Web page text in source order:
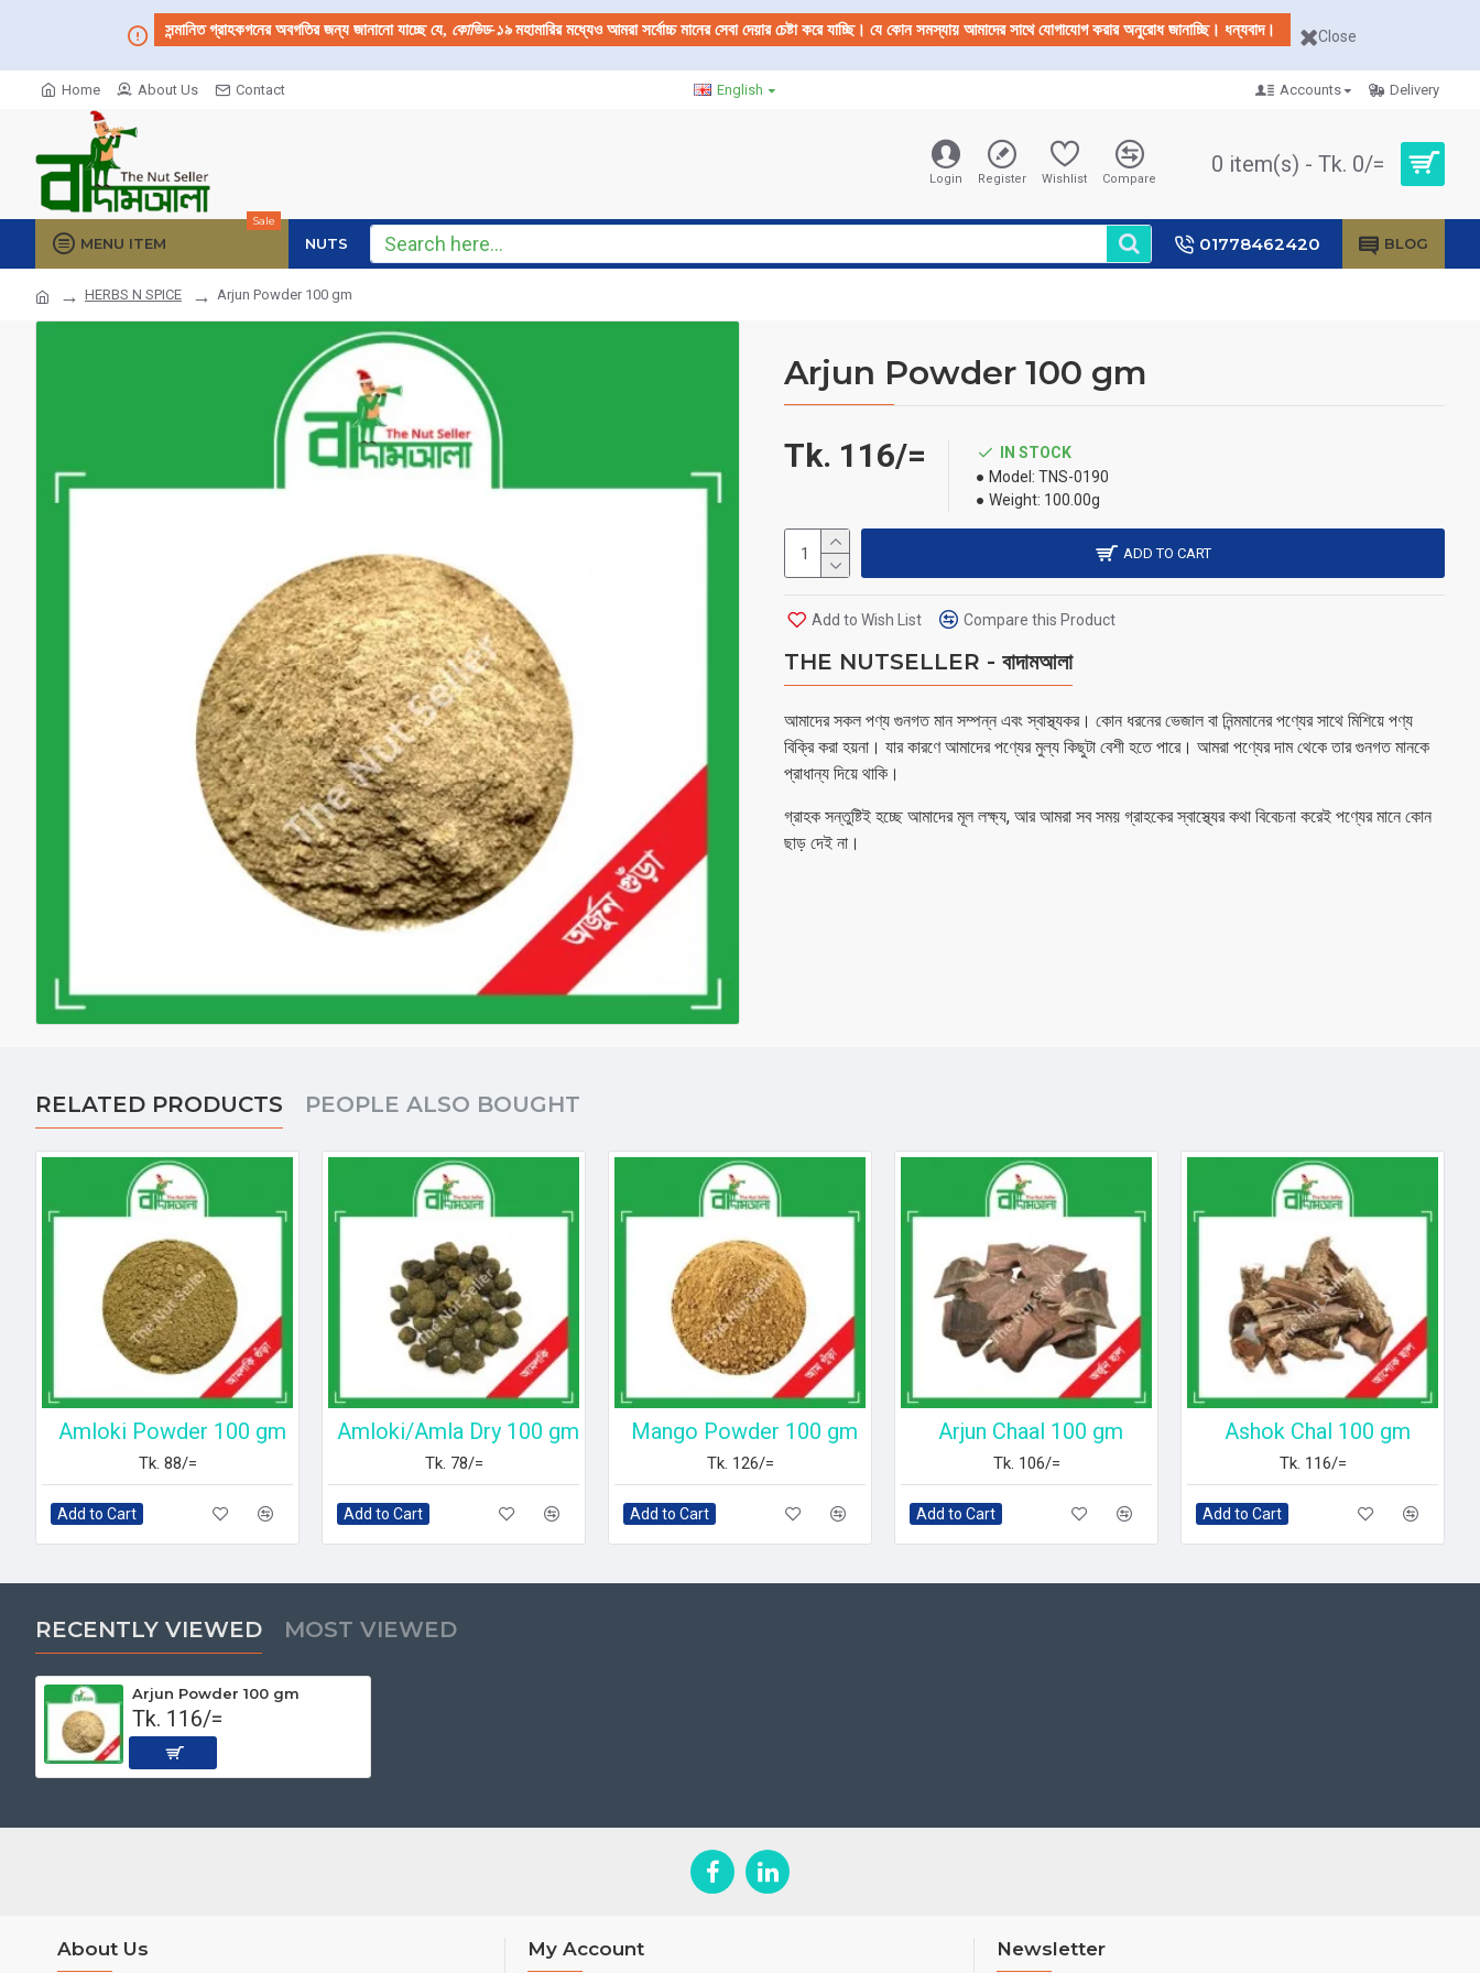
সন্মানিত গ্রাহকগনের অবগতির জন্য জানানো যাচ্ছে যে, কোভিড-১৯মহামারির মধ্যেও আমরা সর্বোচ্চ মানের সেবা দেয়ার চেষ্টা করে যাচ্ছি। যে কোন সমস্যায় আমাদের সাথে যোগাযোগ করার অনুরোধ জানাচ্ছি। ধন্যবাদ। Close
Home About Us Contact English Accounts Delivery
Login Register Wishlist Compare
0 item(s) - Tk. 0/=
MENU ITEM
Sale
NUTS 01778462420 BLOG
HERBS N SPICE Arjun Powder 100 gm
Arjun Powder 100 gm
Tk. 116/=
IN STOCK
Model: TNS-0190
Weight: 100.00g
ADD TO CART
Add to Wish List Compare this Product
THE NUTSELLER - বাদামআলা
আমাদের সকল পণ্য গুনগত মান সম্পন্ন এবং স্বাস্থ্যকর। কোন ধরনের ভেজাল বা নিন্মমানের পণ্যের সাথে মিশিয়ে পণ্য
বিক্রি করা হয়না। যার কারণে আমাদের পণ্যের মুল্য কিছুটা বেশী হতে পারে। আমরা পণ্যের দাম থেকে তার গুনগত মানকে
প্রাধান্য দিয়ে থাকি।
গ্রাহক সন্তুষ্টিই হচ্ছে আমাদের মূল লক্ষ্য, আর আমরা সব সময় গ্রাহকের স্বাস্থ্যের কথা বিবেচনা করেই পণ্যের মানে কোন
ছাড় দেই না।
RELATED PRODUCTS PEOPLE ALSO BOUGHT
Amloki Powder 100 gm
Tk. 88/=
Add to Cart
Amloki/Amla Dry 100 gm
Tk. 78/=
Add to Cart
Mango Powder 100 gm
Tk. 126/=
Add to Cart
Arjun Chaal 100 gm
Tk. 106/=
Add to Cart
Ashok Chal 100 gm
Tk. 116/=
Add to Cart
RECENTLY VIEWED MOST VIEWED
Arjun Powder 100 gm
Tk. 116/=
About Us My Account Newsletter